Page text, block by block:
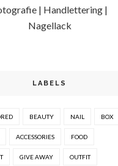
| Handlettering |
Nagellack
LABELS
BEAUTY NAIL BOX
ACCESSORIES FOOD
GIVE AWAY OUTFIT